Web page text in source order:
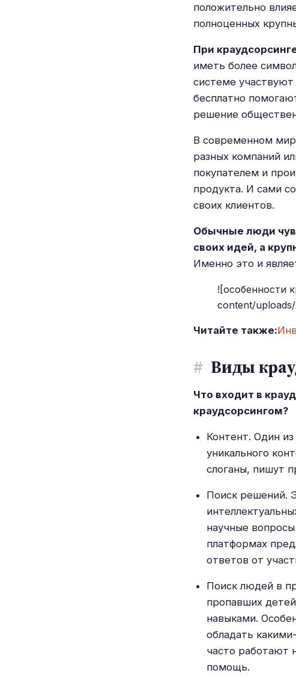
положительно
полноценных
При
иметь более
системе
бесплатно
решение
В современном
разных компаний
покупателем и
продукта. И сами
своих клиентов.
Обычные люди
своих идей, а
Именно это и
![особенности
content/
Читайте также:
# Виды
Что входит в
краудсорсингом?
Контент. Один
уникального
слоганы, пишут
Поиск решений.
научные
платформах
ответов от
Поиск людей в
пропавших
навыками.
обладать
часто работают
помощь.